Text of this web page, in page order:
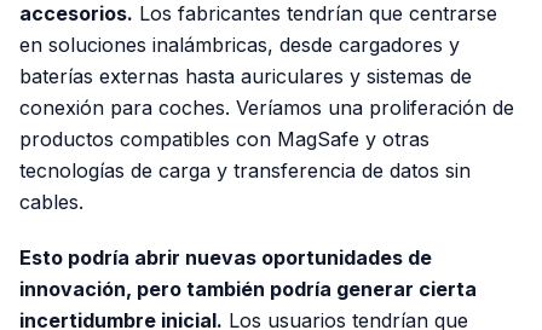
accesorios. Los fabricantes tendrían que centrarse
en soluciones inalámbricas, desde cargadores y
baterías externas hasta auriculares y sistemas de
conexión para coches. Veríamos una proliferación de
productos compatibles con MagSafe y otras
tecnologías de carga y transferencia de datos sin
cables.
Esto podría abrir nuevas oportunidades de
innovación, pero también podría generar cierta
incertidumbre inicial. Los usuarios tendrían que